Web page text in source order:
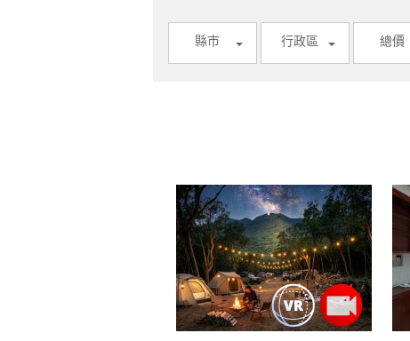
縣市 行政區 總價